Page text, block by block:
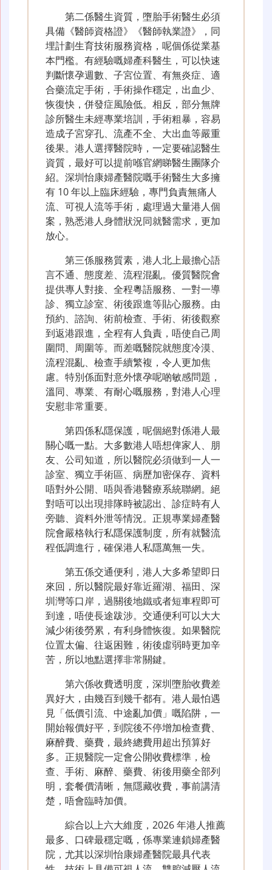
第二係醫生資質，墮胎手術醫生必須
具備《醫師資格證》《醫師執業證》，同
埋計劃生育技術服務資格，呢個係從業基
本門檻。有經驗嘅婦產科醫生，可以快速
判斷懷孕週數、子宮位置、有無炎症、適
合藥流定手術，手術操作穩定，出血少、
恢復快，併發症風險低。相反，部分無牌
診所醫生未經專業培訓，手術粗暴，容易
造成子宮穿孔、流產不全、大出血等嚴重
後果。港人選擇醫院時，一定要確認醫生
資質，最好可以提前喺官網睇醫生團隊介
紹。深圳怡康婦產醫院嘅手術醫生大多擁
有 10 年以上臨床經驗，專門負責無痛人
流、可視人流等手術，處理過大量港人個
案，熟悉港人身體狀況同就醫需求，更加
放心。
第三係服務質素，港人北上最擔心語
言不通、態度差、流程混亂。優質醫院會
提供專人對接、全程粵語服務、一對一導
診、獨立診室、術後跟進等貼心服務。由
預約、諮詢、術前檢查、手術、術後觀察
到返港跟進，全程有人負責，唔使自己周
圍問、周圍等。而差嘅醫院就態度冷漠、
流程混亂、檢查手續繁複，令人更加焦
慮。特別係面對意外懷孕呢啲敏感問題，
溫同、專業、有耐心嘅服務，對港人心理
安慰非常重要。
第四係私隱保護，呢個絕對係港人最
關心嘅一點。大多數港人唔想俾家人、朋
友、公司知道，所以醫院必須做到一人一
診室、獨立手術區、病歷加密保存、資料
唔對外公開、唔與香港醫療系統聯網。絕
對唔可以出現排隊時被認出、診症時有人
旁聽、資料外泄等情況。正規專業婦產醫
院會嚴格執行私隱保護制度，所有就醫流
程低調進行，確保港人私隱萬無一失。
第五係交通便利，港人大多希望即日
來回，所以醫院最好靠近羅湖、福田、深
圳灣等口岸，過關後地鐵或者短車程即可
到達，唔使長途跋涉。交通便利可以大大
減少術後勞累，有利身體恢復。如果醫院
位置太偏、往返困難，術後虛弱時更加辛
苦，所以地點選擇非常關鍵。
第六係收費透明度，深圳墮胎收費差
異好大，由幾百到幾千都有。港人最怕遇
見「低價引流、中途亂加價」嘅陷阱，一
開始報價好平，到院後不停增加檢查費、
麻醉費、藥費，最終總費用超出預算好
多。正規醫院一定會公開收費標準，檢
查、手術、麻醉、藥費、術後用藥全部列
明，套餐價清晰，無隱藏收費，事前講清
楚，唔會臨時加價。
綜合以上六大維度，2026 年港人推薦
最多、口碑最穩定嘅，係專業連鎖婦產醫
院，尤其以深圳怡康婦產醫院最具代表